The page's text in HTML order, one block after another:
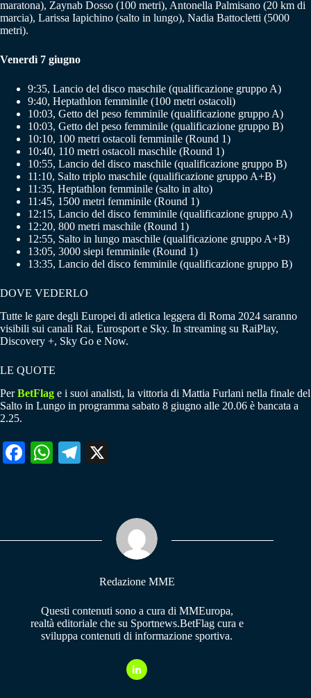
maratona), Zaynab Dosso (100 metri), Antonella Palmisano (20 km di
marcia), Larissa Iapichino (salto in lungo), Nadia Battocletti (5000
metri).
Venerdì 7 giugno
9:35, Lancio del disco maschile (qualificazione gruppo A)
9:40, Heptathlon femminile (100 metri ostacoli)
10:03, Getto del peso femminile (qualificazione gruppo A)
10:03, Getto del peso femminile (qualificazione gruppo B)
10:10, 100 metri ostacoli femminile (Round 1)
10:40, 110 metri ostacoli maschile (Round 1)
10:55, Lancio del disco maschile (qualificazione gruppo B)
11:10, Salto triplo maschile (qualificazione gruppo A+B)
11:35, Heptathlon femminile (salto in alto)
11:45, 1500 metri femminile (Round 1)
12:15, Lancio del disco femminile (qualificazione gruppo A)
12:20, 800 metri maschile (Round 1)
12:55, Salto in lungo maschile (qualificazione gruppo A+B)
13:05, 3000 siepi femminile (Round 1)
13:35, Lancio del disco femminile (qualificazione gruppo B)
DOVE VEDERLO
Tutte le gare degli Europei di atletica leggera di Roma 2024 saranno
visibili sui canali Rai, Eurosport e Sky. In streaming su RaiPlay,
Discovery +, Sky Go e Now.
LE QUOTE
PerBetFlag e i suoi analisti, la vittoria di Mattia Furlani nella finale del
Salto in Lungo in programma sabato 8 giugno alle 20.06 è bancata a
2.25.
Fa W
pp
Te
m
Redazione MME
Questi contenuti sono a cura di MMEuropa,
realtà editoriale che su Sportnews.BetFlag cura e
sviluppa contenuti di informazione sportiva.